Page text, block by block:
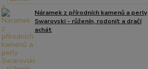
Náramek z přírodních kamenů a perly
Swarovski - růženín, rodonit a dračí
achát